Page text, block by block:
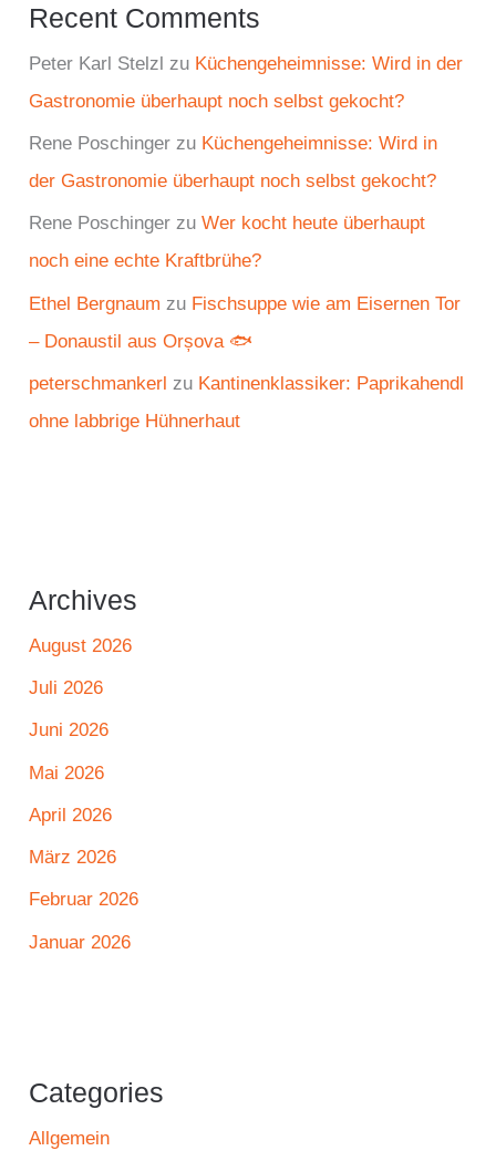
Recent Comments
Peter Karl Stelzl zu Küchengeheimnisse: Wird in der
Gastronomie überhaupt noch selbst gekocht?
Rene Poschinger zu Küchengeheimnisse: Wird in
der Gastronomie überhaupt noch selbst gekocht?
Rene Poschinger zuWer kocht heute überhaupt
noch eine echte Kraftbrühe?
Ethel Bergnaum zu Fischsuppe wie am Eisernen Tor
– Donaustil aus Orșova 🐟
peterschmankerl zu Kantinenklassiker: Paprikahendl
ohne labbrige Hühnerhaut
Archives
August 2026
Juli 2026
Juni 2026
Mai 2026
April 2026
März 2026
Februar 2026
Januar 2026
Categories
Allgemein